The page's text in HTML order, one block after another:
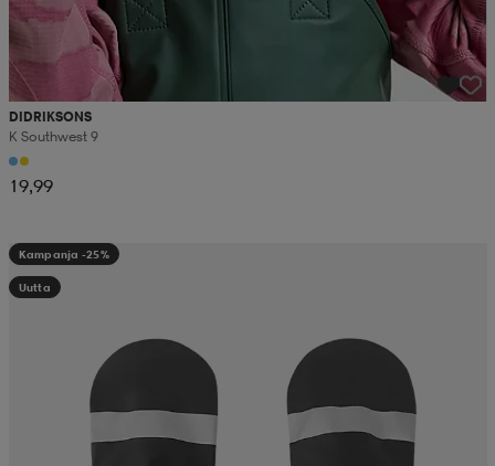
DIDRIKSONS
K Southwest 9
19,99
Kampanja -25%
Uutta